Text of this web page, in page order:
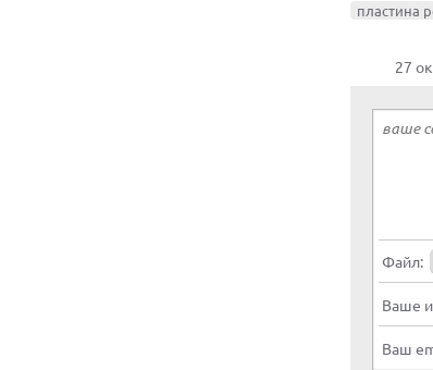
пластина
27
Файл:
Ваше
Ваш